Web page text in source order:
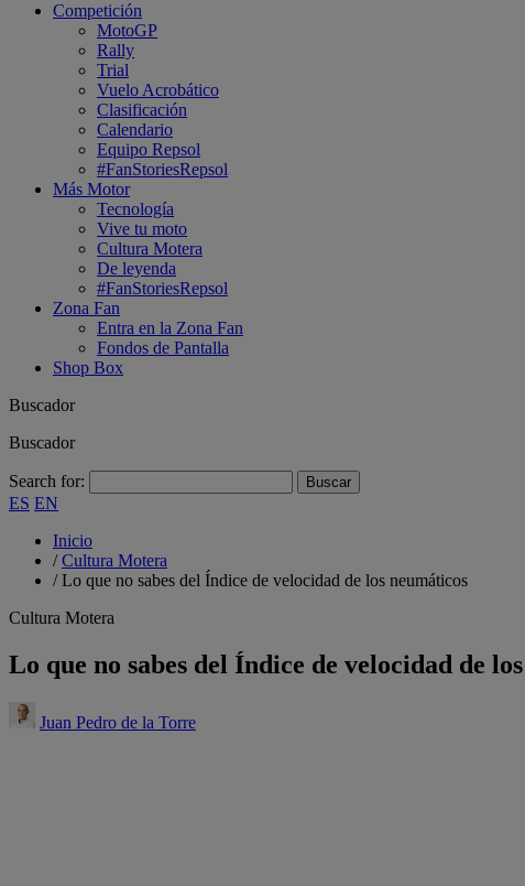
Competición
MotoGP
Rally
Trial
Vuelo Acrobático
Clasificación
Calendario
Equipo Repsol
#FanStoriesRepsol
Más Motor
Tecnología
Vive tu moto
Cultura Motera
De leyenda
#FanStoriesRepsol
Zona Fan
Entra en la Zona Fan
Fondos de Pantalla
Shop Box
Buscador
Buscador
Search for:
ES EN
Inicio
/Cultura Motera
/Lo que no sabes del Índice de velocidad de los neumáticos
Cultura Motera
Lo que no sabes del Índice de velocidad de
Juan Pedro de la Torre